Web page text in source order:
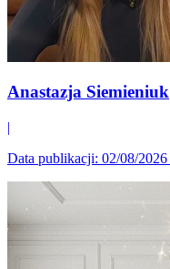
Anastazja Siemieniuk
|
Data publikacji: 02/08/2026